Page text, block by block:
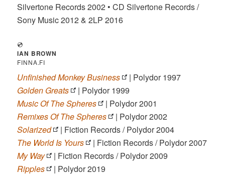
Silvertone Records 2002 • CD Silvertone Records /
Sony Music 2012 & 2LP 2016
💿
IAN BROWN
FINNA.FI
Unfinished Monkey Business
| Polydor 1997
Golden Greats
| Polydor 1999
Music Of The Spheres
| Polydor 2001
Remixes Of The Spheres
| Polydor 2002
Solarized
| Fiction Records / Polydor 2004
The World Is Yours
| Fiction Records / Polydor 2007
My Way
| Fiction Records / Polydor 2009
Ripples
| Polydor 2019